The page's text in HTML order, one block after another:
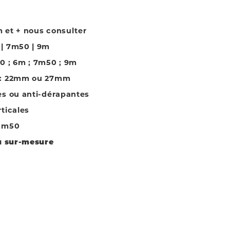
et + nous consulter
7m50 | 9m
; 6m ; 7m50 ; 9m
22mm ou 27mm
ou anti-dérapantes
sur-mesure